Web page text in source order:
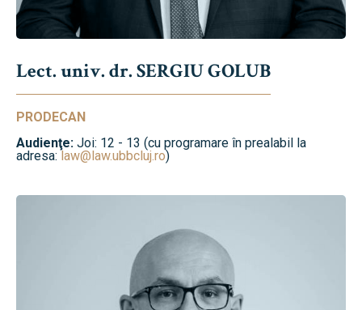
Lect. univ. dr. SERGIU GOLUB
PRODECAN
Audienţe: Joi: 12 - 13 (cu programare în prealabil la
adresa:law@law.ubbcluj.ro)